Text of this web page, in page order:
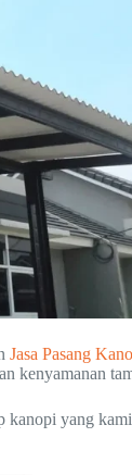
Jasa Pasang
kenyamanan
yang